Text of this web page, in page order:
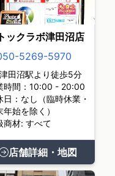
ックラボ津田沼店
5269-5970
田沼駅より徒歩5分
時間：10:00 - 20:00
日：なし（臨時休業・
年始を除く）
商材: すべて
店舗詳細・地図